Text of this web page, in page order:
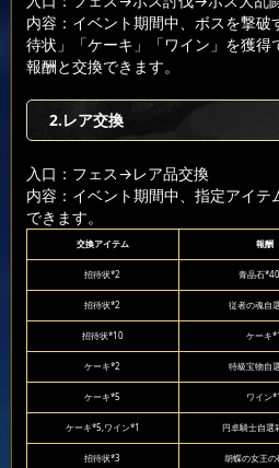
内容：イベント期間中、ボスを撃破
待状」「ケーキ」「ワイン」を獲得
報酬と交換できます。
2.レア交換
入口：フェス→レア品交換
内容：イベント期間中、指定アイ
できます。
交換アイテム 報酬
招待状*2 青晶石
招待状*2 従者の魂自
招待状*10 ケーキ*1
ケーキ*2 特級宝物自
ケーキ*5 ワイン*1
ケーキ*5,ワイン*1 円卓騎士自選
招待状*3 胡蝶の女王の